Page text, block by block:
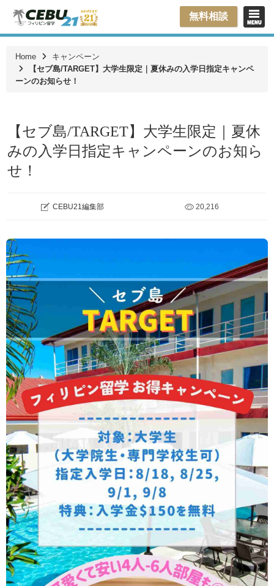
無料相談
Home
キャンペーン
【セブ島/TARGET】大学生限定｜夏休みの入学日指定キャンペ
ーンのお知らせ！
【セブ島/TARGET】大学生限定｜夏休
みの入学日指定キャンペーンのお知ら
せ！
CEBU21編集部 20,216